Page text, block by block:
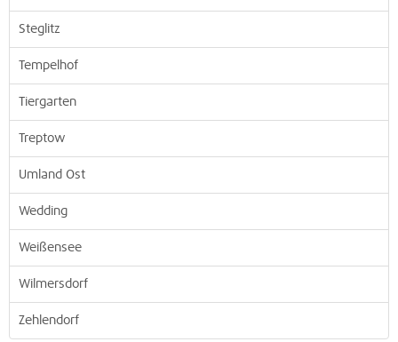
Steglitz
Tempelhof
Tiergarten
Treptow
Umland Ost
Wedding
Weißensee
Wilmersdorf
Zehlendorf